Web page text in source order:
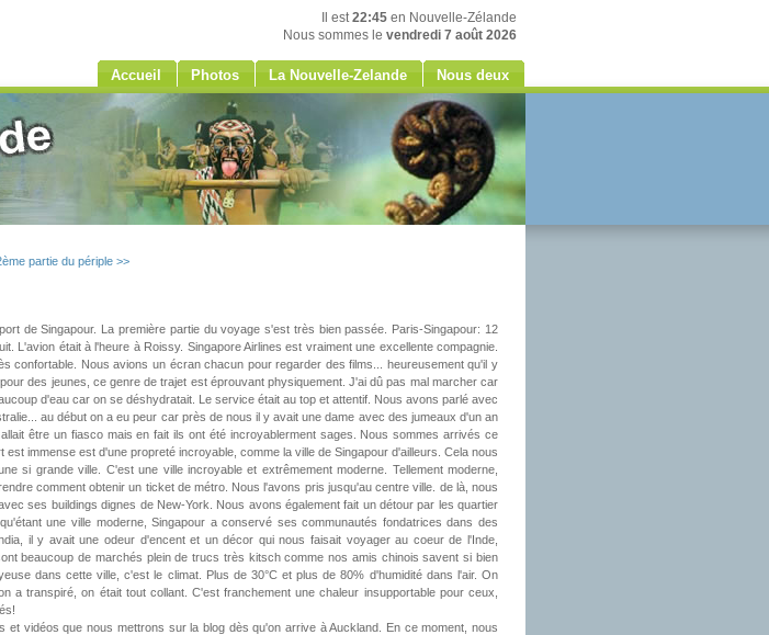
Il est22:45 en Nouvelle-Zélande
Nous sommes le vendredi 7 août 2026
Accueil Photos La Nouvelle-Zelande Nous deux
partie du périple >>
de Singapour. La première partie du voyage s'est très bien passée. Paris-Singapour: 12
L'avion était à l'heure à Roissy. Singapore Airlines est vraiment une excellente compagnie.
confortable. Nous avions un écran chacun pour regarder des films... heureusement qu'il y
des jeunes, ce genre de trajet est éprouvant physiquement. J'ai dû pas mal marcher car
d'eau car on se déshydratait. Le service était au top et attentif. Nous avons parlé avec
au début on a eu peur car près de nous il y avait une dame avec des jumeaux d'un an
être un fiasco mais en fait ils ont été incroyablerment sages. Nous sommes arrivés ce
est immense est d'une propreté incroyable, comme la ville de Singapour d'ailleurs. Cela nous
si grande ville. C'est une ville incroyable et extrêmement moderne. Tellement moderne,
comment obtenir un ticket de métro. Nous l'avons pris jusqu'au centre ville. de là, nous
ses buildings dignes de New-York. Nous avons également fait un détour par les quartier
une ville moderne, Singapour a conservé ses communautés fondatrices dans des
il y avait une odeur d'encent et un décor qui nous faisait voyager au coeur de l'Inde,
beaucoup de marchés plein de trucs très kitsch comme nos amis chinois savent si bien
dans cette ville, c'est le climat. Plus de 30°C et plus de 80% d'humidité dans l'air. On
a transpiré, on était tout collant. C'est franchement une chaleur insupportable pour ceux,
et vidéos que nous mettrons sur la blog dès qu'on arrive à Auckland. En ce moment, nous